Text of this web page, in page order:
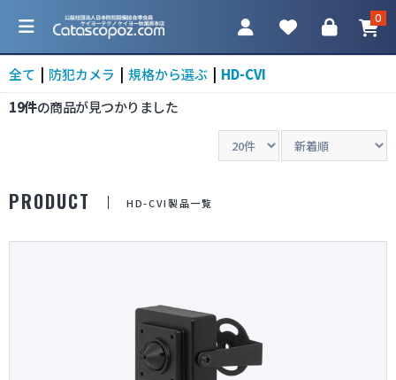
0
全て 防犯カメラ 規格から選ぶ
HD-CVI
19件の商品が見つかりました
PRODUCT HD-CVI製品一覧
防犯カメラ
レコーダー
アクセサリ